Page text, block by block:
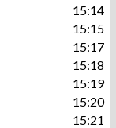
15:14
15:15
15:17
15:18
15:19
15:20
15:21